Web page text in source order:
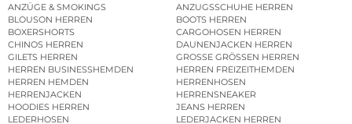
ANZÜGE & SMOKINGS
ANZUGSSCHUHE HERREN
BLOUSON HERREN
BOOTS HERREN
BOXERSHORTS
CARGOHOSEN HERREN
CHINOS HERREN
DAUNENJACKEN HERREN
GILETS HERREN
GROSSE GRÖSSEN HERREN
HERREN BUSINESSHEMDEN
HERREN FREIZEITHEMDEN
HERREN HEMDEN
HERRENHOSEN
HERRENJACKEN
HERRENSNEAKER
HOODIES HERREN
JEANS HERREN
LEDERHOSEN
LEDERJACKEN HERREN